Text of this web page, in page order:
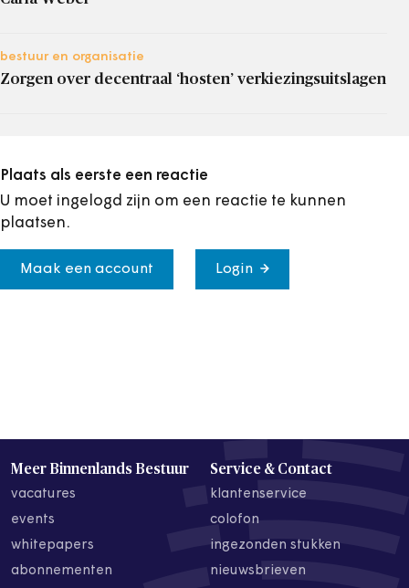
bestuur en organisatie
Zorgen over decentraal ‘hosten’ verkiezingsuitslagen
Plaats als eerste een reactie
U moet ingelogd zijn om een reactie te kunnen
plaatsen.
Maak een account Login
Meer Binnenlands Bestuur
vacatures
events
whitepapers
abonnementen
Service & Contact
klantenservice
colofon
ingezonden stukken
nieuwsbrieven